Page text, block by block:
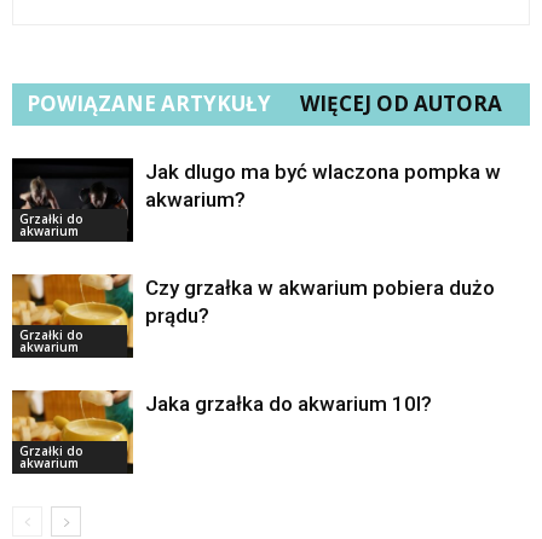
POWIĄZANE ARTYKUŁY WIĘCEJ OD AUTORA
Grzałki do
akwarium
Jak dlugo ma być wlaczona pompka w
akwarium?
Grzałki do
akwarium
Czy grzałka w akwarium pobiera dużo
prądu?
Grzałki do
akwarium
Jaka grzałka do akwarium 10l?